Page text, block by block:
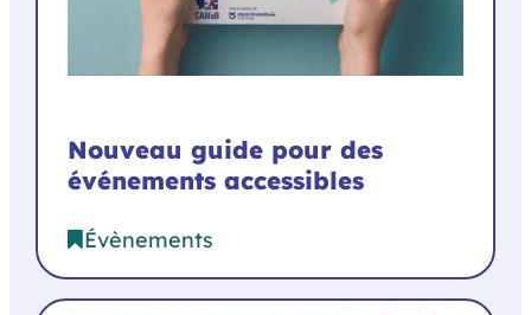
Nouveau guide pour des
événements accessibles
Évènements